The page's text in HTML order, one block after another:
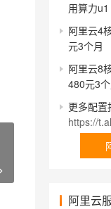
用算力u1
阿里云4
元3个月
阿里云8
480元3
更多配置
https://
阿里云